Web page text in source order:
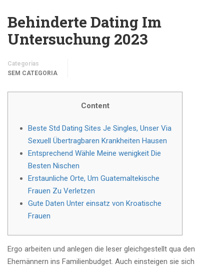
Behinderte Dating Im
Untersuchung 2023
Categorias
SEM CATEGORIA
Content
Beste Std Dating Sites Je Singles, Unser Via
Sexuell Übertragbaren Krankheiten Hausen
Entsprechend Wähle Meine wenigkeit Die
Besten Nischen
Erstaunliche Orte, Um Guatemaltekische
Frauen Zu Verletzen
Gute Daten Unter einsatz von Kroatische
Frauen
Ergo arbeiten und anlegen die leser gleichgestellt qua den
Ehemännern ins Familienbudget. Auch einsteigen sie sich